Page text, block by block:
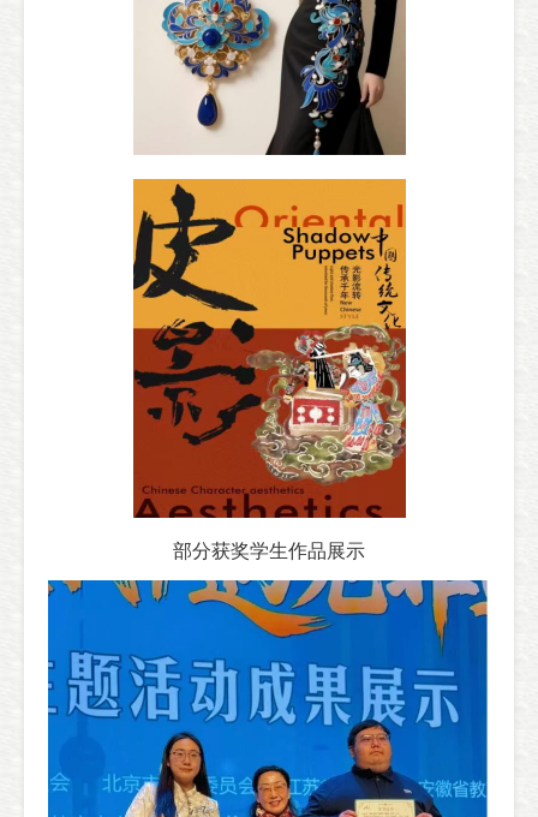
部分获奖学生作品展示